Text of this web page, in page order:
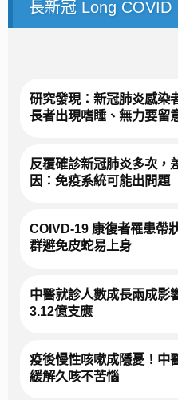
長新冠 Long COVID
研究發現：新冠肺炎感染
長者出現嗜睡、無力要留
反覆確診新冠肺炎多次，
因：免疫系統可能出問題
COIVD-19 康復者罹患帶
群避免皮蛇易上身
中醫就診人數成長兩成影
3.12億支應
疫後慢性咳嗽成隱憂！中
緩解久咳不苦惱